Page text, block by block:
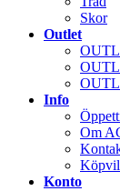
Skor
Outlet
Info
Om
Konto